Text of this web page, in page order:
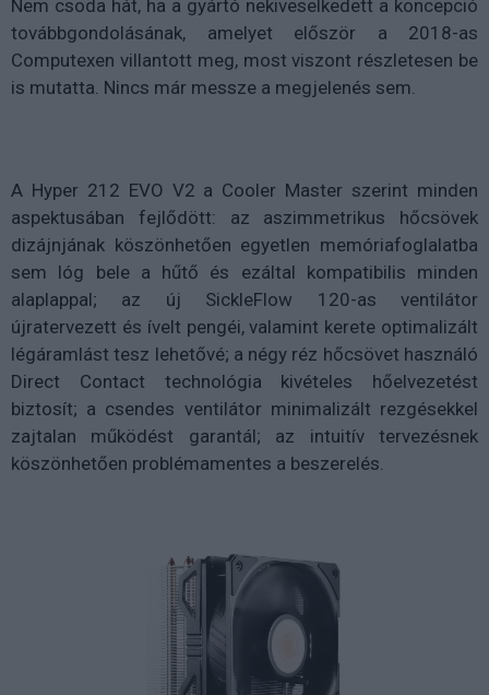
Nem csoda hát, ha a gyártó nekiveselkedett a koncepció
továbbgondolásának, amelyet először a 2018-as
Computexen villantott meg, most viszont részletesen be
is mutatta. Nincs már messze a megjelenés sem.
A Hyper 212 EVO V2 a Cooler Master szerint minden
aspektusában fejlődött: az aszimmetrikus hőcsövek
dizájnjának köszönhetően egyetlen memóriafoglalatba
sem lóg bele a hűtő és ezáltal kompatibilis minden
alaplappal; az új SickleFlow 120-as ventilátor
újratervezett és ívelt pengéi, valamint kerete optimalizált
légáramlást tesz lehetővé; a négy réz hőcsövet használó
Direct Contact technológia kivételes hőelvezetést
biztosít; a csendes ventilátor minimalizált rezgésekkel
zajtalan működést garantál; az intuitív tervezésnek
köszönhetően problémamentes a beszerelés.